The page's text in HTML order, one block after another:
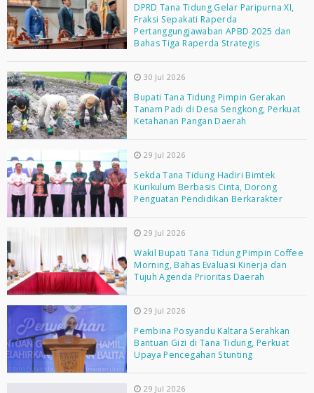
DPRD Tana Tidung Gelar Paripurna XI,
Fraksi Sepakati Raperda
Pertanggungjawaban APBD 2025 dan
Bahas Tiga Raperda Strategis
30 Jul 2026
Bupati Tana Tidung Pimpin Gerakan
Tanam Padi di Desa Sengkong, Perkuat
Ketahanan Pangan Daerah
29 Jul 2026
Sekda Tana Tidung Hadiri Bimtek
Kurikulum Berbasis Cinta, Dorong
Penguatan Pendidikan Berkarakter
29 Jul 2026
Wakil Bupati Tana Tidung Pimpin Coffee
Morning, Bahas Evaluasi Kinerja dan
Tujuh Agenda Prioritas Daerah
29 Jul 2026
Pembina Posyandu Kaltara Serahkan
Bantuan Gizi di Tana Tidung, Perkuat
Upaya Pencegahan Stunting
29 Jul 2026